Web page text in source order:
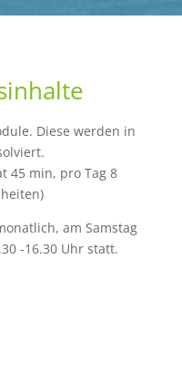
Diese werden in
45 min, pro Tag 8
am Samstag
-16.30 Uhr statt.